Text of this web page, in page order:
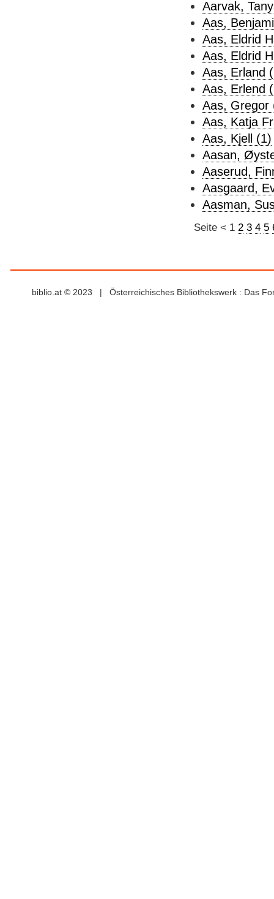
Aarvak,
Aas,
Aas, Eldrid
Aas, Eldrid
Aas, Erland
Aas, Erlend
Aas, Gregor
Aas, Katja
Aas, Kjell (1)
Aasan,
Aaserud,
Aasgaard,
Aasman,
Seite < 1 2 3 4 5
biblio.at © 2023 | Österreichisches Bibliothekswerk : Das